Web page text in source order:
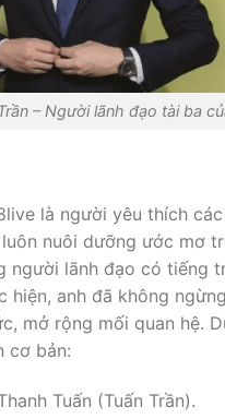
– Người lãnh đạo tài ba
là người yêu thích
nuôi dưỡng ước mơ
người lãnh đạo có tiếng
hiện, anh đã không
mở rộng mối quan hệ.
cơ bản:
Tuấn (Tuấn Trần).